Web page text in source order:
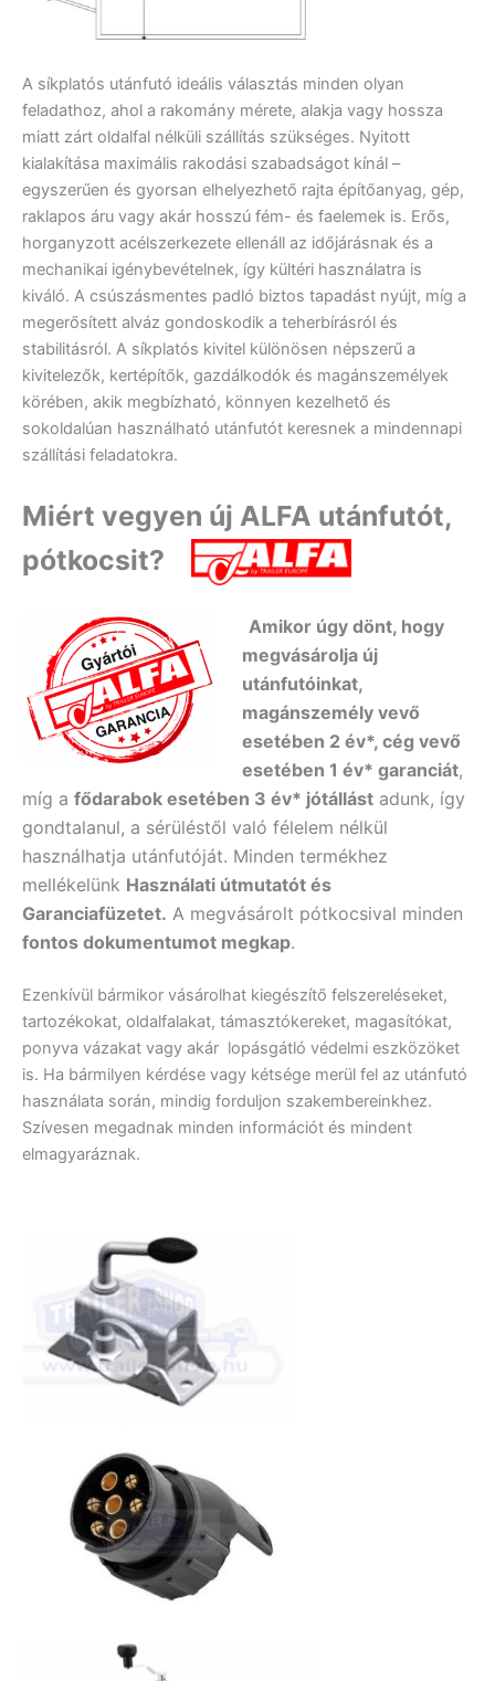
A síkplatós utánfutó ideális választás minden olyan
feladathoz, ahol a rakomány mérete, alakja vagy hossza
miatt zárt oldalfal nélküli szállítás szükséges. Nyitott
kialakítása maximális rakodási szabadságot kínál –
egyszerűen és gyorsan elhelyezhető rajta építőanyag, gép,
raklapos áru vagy akár hosszú fém- és faelemek is. Erős,
horganyzott acélszerkezete ellenáll az időjárásnak és a
mechanikai igénybevételnek, így kültéri használatra is
kiváló. A csúszásmentes padló biztos tapadást nyújt, míg a
megerősített alváz gondoskodik a teherbírásról és
stabilitásról. A síkplatós kivitel különösen népszerű a
kivitelezők, kertépítők, gazdálkodók és magánszemélyek
körében, akik megbízható, könnyen kezelhető és
sokoldalúan használható utánfutót keresnek a mindennapi
szállítási feladatokra.
Miért vegyen új ALFA utánfutót,
pótkocsit?
Amikor úgy dönt, hogy
megvásárolja új
utánfutóinkat,
magánszemély vevő
esetében 2 év*, cég vevő
esetében 1 év* garanciát,
míg a fődarabok esetében 3 év* jótállást adunk, így
gondtalanul, a sérüléstől való félelem nélkül
használhatja utánfutóját. Minden termékhez
mellékelünk Használati útmutatót és
Garanciafüzetet. A megvásárolt pótkocsival minden
fontos dokumentumot megkap.
Ezenkívül bármikor vásárolhat kiegészítő felszereléseket,
tartozékokat, oldalfalakat, támasztókereket, magasítókat,
ponyva vázakat vagy akár lopásgátló védelmi eszközöket
is. Ha bármilyen kérdése vagy kétsége merül fel az utánfutó
használata során, mindig forduljon szakembereinkhez.
Szívesen megadnak minden információt és mindent
elmagyaráznak.